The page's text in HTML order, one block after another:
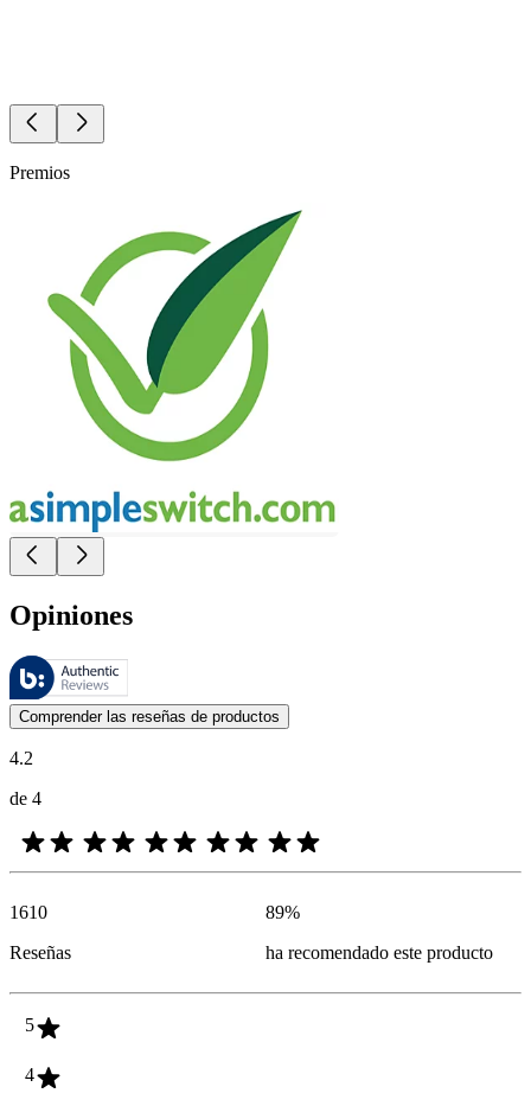
Premios
Opiniones
Estas reseñas las gestiona Bazaarvoice y cumplen con la política de
Las opiniones de los clientes en forma de reseñas de productos y
Comprender las reseñas de productos
4.2
de 4
1610
Reseñas
89%
ha recomendado este producto
5
4